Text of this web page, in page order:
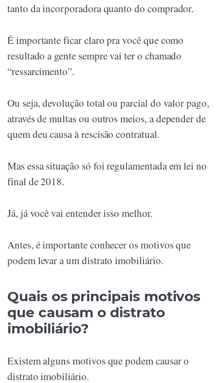
tanto da incorporadora quanto do comprador.
É importante ficar claro pra você que como
resultado a gente sempre vai ter o chamado
“ressarcimento”.
Ou seja, devolução total ou parcial do valor pago,
através de multas ou outros meios, a depender de
quem deu causa à rescisão contratual.
Mas essa situação só foi regulamentada em lei no
final de 2018.
Já, já você vai entender isso melhor.
Antes, é importante conhecer os motivos que
podem levar a um distrato imobiliário.
Quais os principais motivos
que causam o distrato
imobiliário?
Existem alguns motivos que podem causar o
distrato imobiliário.